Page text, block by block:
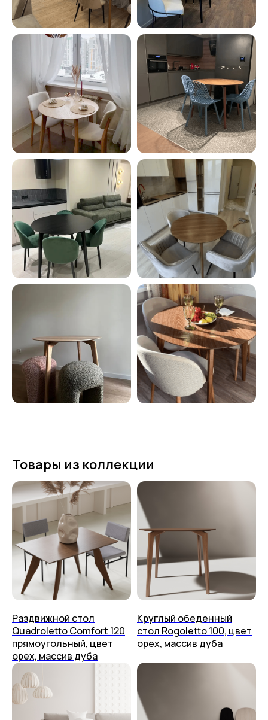
Товары из коллекции
Раздвижной стол
Quadroletto Comfort 120
прямоугольный, цвет
орех, массив дуба
Круглый обеденный
стол Rogoletto 100, цвет
орех, массив дуба
Мы на Ozon
Дизайнерам
Журнальные столики
Стулья
Столы